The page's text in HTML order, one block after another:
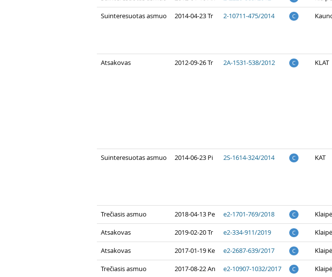
Suinteresuotas asmuo 2014-04-23 Tr 2-10711-475/2014 C
Atsakovas 2012-09-26 Tr 2A-1531-538/2012 C KLAT
Suinteresuotas asmuo 2014-06-23 Pi 2S-1614-324/2014 C KAT
Trečiasis asmuo 2018-04-13 Pe e2-1701-769/2018 C
Atsakovas 2019-02-20 Tr e2-334-911/2019 C
Atsakovas 2017-01-19 Ke e2-2687-639/2017 C
Trečiasis asmuo 2017-08-22 An e2-10907-1032/2017 C